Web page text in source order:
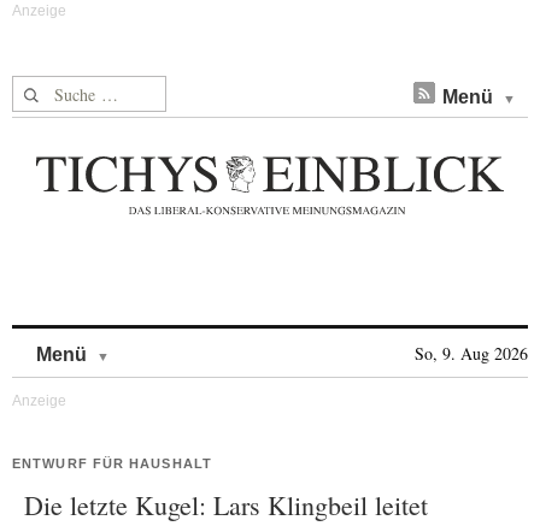
Suche nach: Menü
Menü So, 9. Aug 2026
ENTWURF FÜR HAUSHALT
Die letzte Kugel: Lars Klingbeil leitet